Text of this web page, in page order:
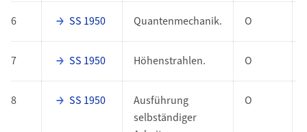
6 SS 1950 Quantenmechanik. O
7 SS 1950 Höhenstrahlen. O
8 SS 1950
Ausführung
selbständiger
O